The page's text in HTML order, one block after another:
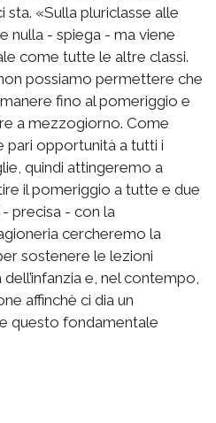
sta. «Sulla pluriclasse alle
nulla - spiega - ma viene
come tutte le altre classi.
possiamo permettere che
fino al pomeriggio e
a mezzogiorno. Come
pari opportunità a tutti i
quindi attingeremo a
il pomeriggio a tutte e due
precisa - con la
cercheremo la
sostenere le lezioni
e, nel contempo,
affinchè ci dia un
questo fondamentale